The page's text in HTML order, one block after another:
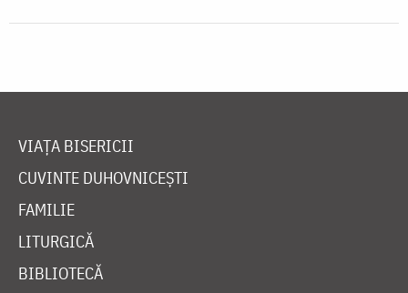
VIAȚA BISERICII
CUVINTE DUHOVNICEȘTI
FAMILIE
LITURGICĂ
BIBLIOTECĂ